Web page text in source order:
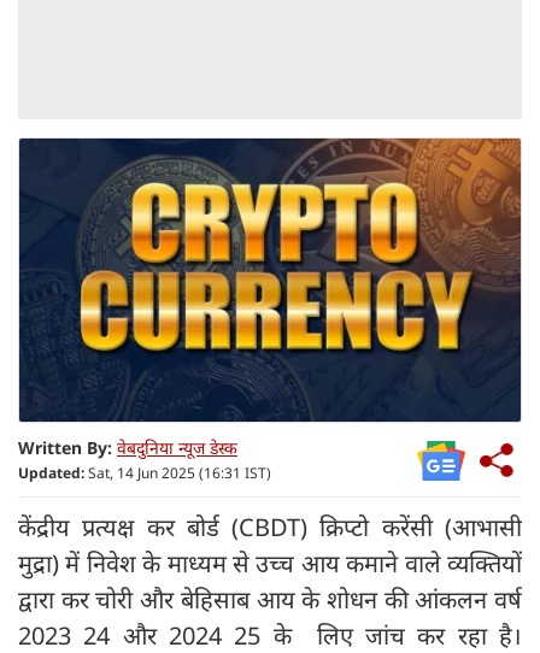
Written By: वेबदुनिया न्यूज डेस्क
Updated:Sat, 14 Jun 2025 (16:31 IST)
केंद्रीय प्रत्यक्ष कर बोर्ड (CBDT) क्रिप्टो करेंसी (आभासी
मुद्रा) में निवेश के माध्यम से उच्च आय कमाने वाले व्यक्तियों
द्वारा कर चोरी और बेहिसाब आय के शोधन की आंकलन वर्ष
2023 24 और 2024 25 के लिए जांच कर रहा है।